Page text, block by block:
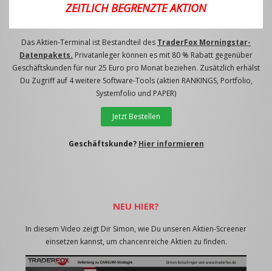
ZEITLICH BEGRENZTE AKTION
Das Aktien-Terminal ist Bestandteil des TraderFox Morningstar-
Datenpakets. Privatanleger können es mit 80 % Rabatt gegenüber
Geschäftskunden für nur 25 Euro pro Monat beziehen. Zusätzlich erhälst
Du Zugriff auf 4 weitere Software-Tools (aktien RANKINGS, Portfolio,
Systemfolio und PAPER)
Jetzt Bestellen
Geschäftskunde? Hier informieren
NEU HIER?
In diesem Video zeigt Dir Simon, wie Du unseren Aktien-Screener
einsetzen kannst, um chancenreiche Aktien zu finden.